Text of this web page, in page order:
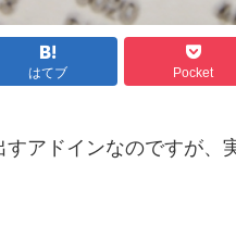
はてブ Pocket
アドインなのですが、